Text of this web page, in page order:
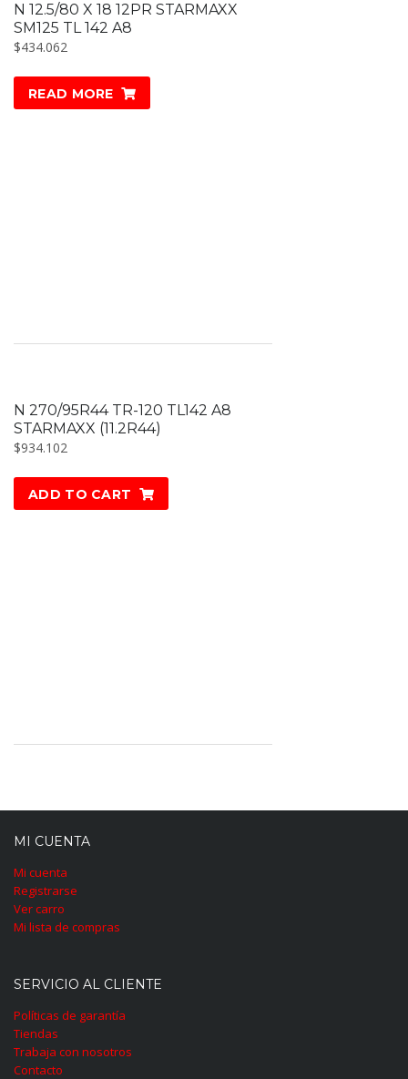
N 12.5/80 X 18 12PR STARMAXX
SM125 TL 142 A8
$434.062
READ MORE
N 270/95R44 TR-120 TL142 A8
STARMAXX (11.2R44)
$934.102
ADD TO CART
MI CUENTA
Mi cuenta
Registrarse
Ver carro
Mi lista de compras
SERVICIO AL CLIENTE
Políticas de garantía
Tiendas
Trabaja con nosotros
Contacto